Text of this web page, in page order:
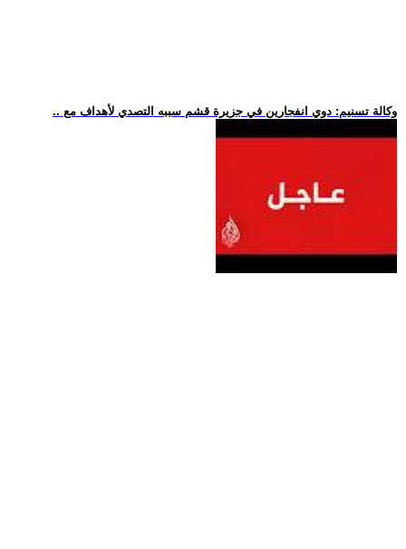
.. وكالة تسنيم: دوي انفجارين في جزيرة قشم سببه التصدي لأهداف مع